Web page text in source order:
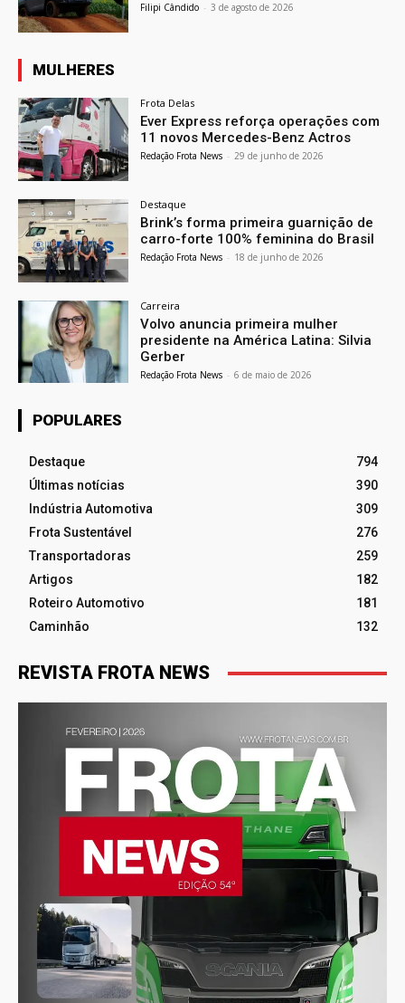
Filipi Cândido - 3 de agosto de 2026
MULHERES
Frota Delas
Ever Express reforça operações com
11 novos Mercedes-Benz Actros
Redação Frota News - 29 de junho de 2026
Destaque
Brink’s forma primeira guarnição de
carro-forte 100% feminina do Brasil
Redação Frota News - 18 de junho de 2026
Carreira
Volvo anuncia primeira mulher
presidente na América Latina: Silvia
Gerber
Redação Frota News - 6 de maio de 2026
POPULARES
Destaque
794
Últimas notícias
390
Indústria Automotiva
309
Frota Sustentável
276
Transportadoras
259
Artigos
182
Roteiro Automotivo
181
Caminhão
132
REVISTA FROTA NEWS